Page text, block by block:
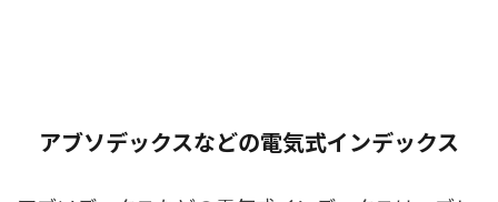
アブソデックスなどの電気式インデックス